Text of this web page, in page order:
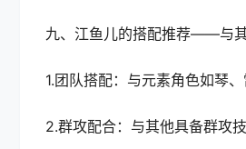
九、江鱼儿的搭配推荐——与
1.团队搭配：与元素角色如琴
2.群攻配合：与其他具备群攻